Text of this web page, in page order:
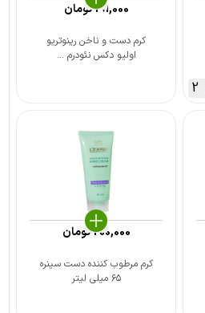
2
کرم دست و ناخن رینوتریو
اولیو دکس نئودرم ...
191,000تومان
کرم مرطوب کننده دست سینره
۶۵ میلی لیتر
200,000تومان